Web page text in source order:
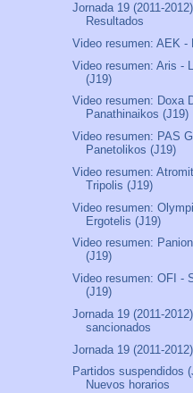
Jornada 19 (2011-
Resultados
Video resumen: AEK -
Video resumen: Aris -
(J19)
Video resumen: Doxa
Panathinaikos (J19)
Video resumen: PAS
Panetolikos (J19)
Video resumen:
Tripolis (J19)
Video resumen:
Ergotelis (J19)
Video resumen:
(J19)
Video resumen: OFI -
(J19)
Jornada 19 (2011-
sancionados
Jornada 19 (2011-
Partidos suspendidos
Nuevos horarios